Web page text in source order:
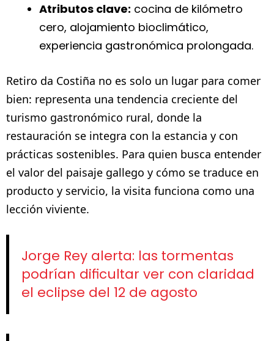
Atributos clave: cocina de kilómetro
cero, alojamiento bioclimático,
experiencia gastronómica prolongada.
Retiro da Costiña no es solo un lugar para comer
bien: representa una tendencia creciente del
turismo gastronómico rural, donde la
restauración se integra con la estancia y con
prácticas sostenibles. Para quien busca entender
el valor del paisaje gallego y cómo se traduce en
producto y servicio, la visita funciona como una
lección viviente.
Jorge Rey alerta: las tormentas
podrían dificultar ver con claridad
el eclipse del 12 de agosto